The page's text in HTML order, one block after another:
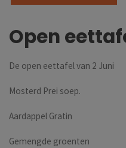
Open
De open eettafel van 2 Juni
Mosterd Prei soep.
Aardappel Gratin
Gemengde groenten